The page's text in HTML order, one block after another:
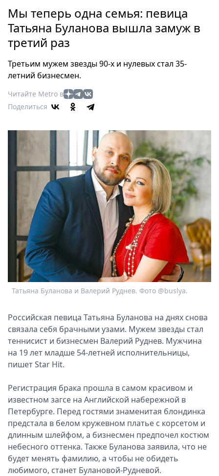
Россия
Мир
Здоровье
Туризм
Мода
Театр
Кино
Выставки
Пресс-
релизы
О
Metro
Стримы
Спецпроекты
Звезды
Выборы
2026
Скачай
Metro
Мы теперь одна семья: певица
Татьяна Буланова вышла замуж в
третий раз
Третьим мужем звезды 90-х и нулевых стал 35-
летний бизнесмен.
Читайте Metro в
Поделиться
Татьяна Буланова и Валерий Руднев. Фото @buslya.
Российская певица Татьяна Буланова на днях снова
связала себя брачными узами. Мужем звезды стал
теннисист и бизнесмен Валерий Руднев. Мужчина
на 19 лет младше 54-летней исполнительницы,
пишет Star Hit.
Регистрация брака прошла в самом красивом и
известном загсе на Английской набережной в
Петербурге. Перед гостями знаменитая блондинка
предстала в белом кружевном платье с корсетом и
длинным шлейфом, а бизнесмен предпочел костюм
небесного оттенка. Также Буланова заявила, что не
будет менять фамилию, а чтобы не обидеть
любимого, станет Булановой-Рудневой.